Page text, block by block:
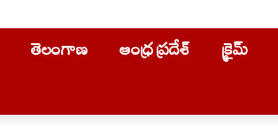
తెలంగాణ ఆంధ్ర ప్రదేశ్ క్రైమ్